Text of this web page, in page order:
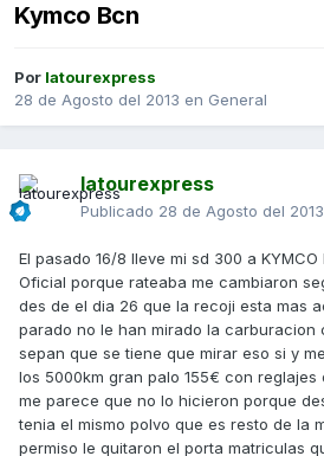
Kymco Bcn
Por latourexpress
28 de Agosto del 2013 en General
latourexpress
Publicado 28 de Agosto del 2013
El pasado 16/8 lleve mi sd 300 a
Oficial porque rateaba me cambiaron
des de el dia 26 que la recoji esta mas
parado no le han mirado la carburacion
sepan que se tiene que mirar eso si y
los 5000km gran palo 155€ con
me parece que no lo hicieron porque
tenia el mismo polvo que es resto de la
permiso le quitaron el porta matriculas